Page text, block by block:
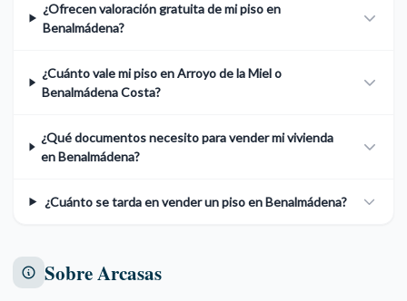
¿Ofrecen valoración gratuita de mi piso en
Benalmádena?
¿Cuánto vale mi piso en Arroyo de la Miel o
Benalmádena Costa?
¿Qué documentos necesito para vender mi vivienda
en Benalmádena?
¿Cuánto se tarda en vender un piso en Benalmádena?
Sobre Arcasas